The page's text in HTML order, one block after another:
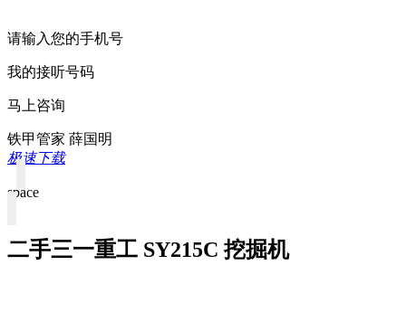
请输入您的手机号
我的接听号码
马上咨询
铁甲管家 薛国明
极速下载
space
二手三一重工 SY215C 挖掘机